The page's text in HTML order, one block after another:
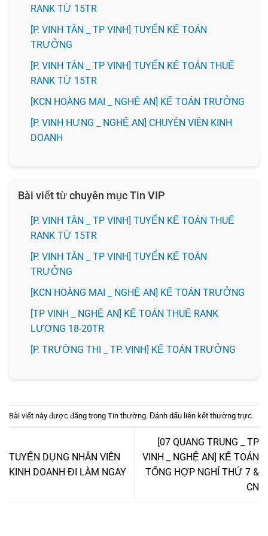
RANK TỪ 15TR
[P. VINH TÂN _ TP VINH] TUYỂN KẾ TOÁN
TRƯỞNG
[P. VINH TÂN _ TP VINH] TUYỂN KẾ TOÁN THUẾ
RANK TỪ 15TR
️[KCN HOÀNG MAI _ NGHỆ AN] KẾ TOÁN TRƯỞNG
️[P. VINH HƯNG _ NGHỆ AN] CHUYÊN VIÊN KINH
DOANH
Bài viết từ chuyên mục Tin VIP
[P. VINH TÂN _ TP VINH] TUYỂN KẾ TOÁN THUẾ
RANK TỪ 15TR
[P. VINH TÂN _ TP VINH] TUYỂN KẾ TOÁN
TRƯỞNG
️[KCN HOÀNG MAI _ NGHỆ AN] KẾ TOÁN TRƯỞNG
[TP VINH _ NGHỆ AN] KẾ TOÁN THUẾ RANK
LƯƠNG 18-20TR
️[P. TRƯỜNG THI _ TP. VINH] KẾ TOÁN TRƯỞNG
Bài viết này được đăng trong Tin thường. Đánh dấu liên kết thường trực.
TUYỂN DỤNG NHÂN VIÊN
KINH DOANH ĐI LÀM NGAY
[07 QUANG TRUNG _ TP
VINH _ NGHỆ AN] KẾ TOÁN
TỔNG HỢP NGHỈ THỨ 7 &
CN